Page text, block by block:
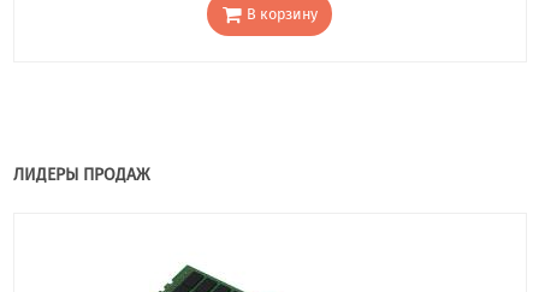
В корзину
ЛИДЕРЫ ПРОДАЖ